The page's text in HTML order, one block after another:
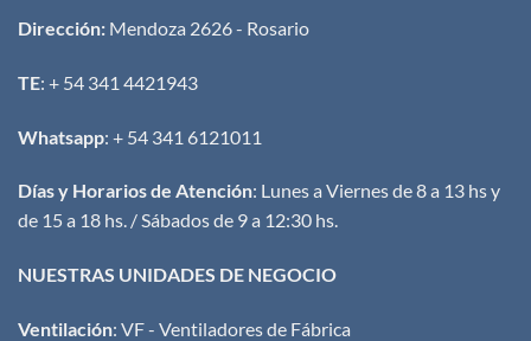
Dirección: Mendoza 2626 - Rosario
TE: + 54 341 4421943
Whatsapp: + 54 341 6121011
Días y Horarios de Atención: Lunes a Viernes de 8 a 13 hs y
de 15 a 18 hs. / Sábados de 9 a 12:30 hs.
NUESTRAS UNIDADES DE NEGOCIO
Ventilación: VF - Ventiladores de Fábrica